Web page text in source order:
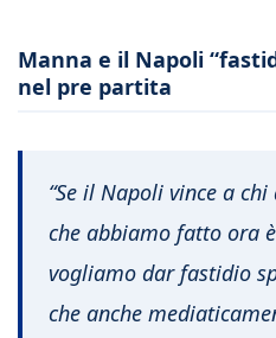
Manna e il Napoli
nel pre partita
“Se il Napoli vince a
che abbiamo fatto ora
vogliamo dar fastidio
che anche